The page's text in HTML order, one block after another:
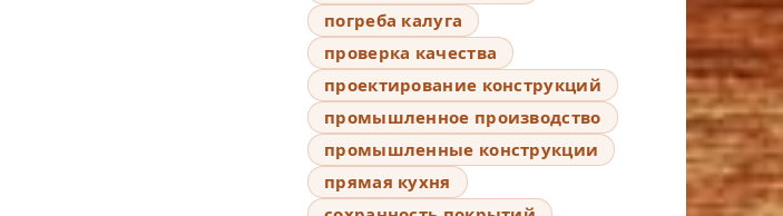
погреба калуга
проверка качества
проектирование конструкций
промышленное производство
промышленные конструкции
прямая кухня